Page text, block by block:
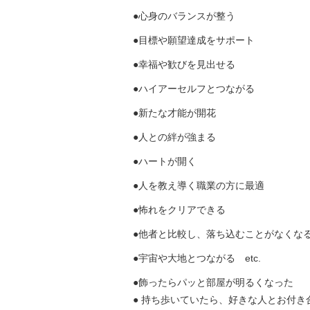
●心身のバランスが整う
●目標や願望達成をサポート
●幸福や歓びを見出せる
●ハイアーセルフとつながる
●新たな才能が開花
●人との絆が強まる
●ハートが開く
●人を教え導く職業の方に最適
●怖れをクリアできる
●他者と比較し、落ち込むことがなくな
●宇宙や大地とつながる etc.
●飾ったらパッと部屋が明るくなった
●持ち歩いていたら、好きな人とお付き